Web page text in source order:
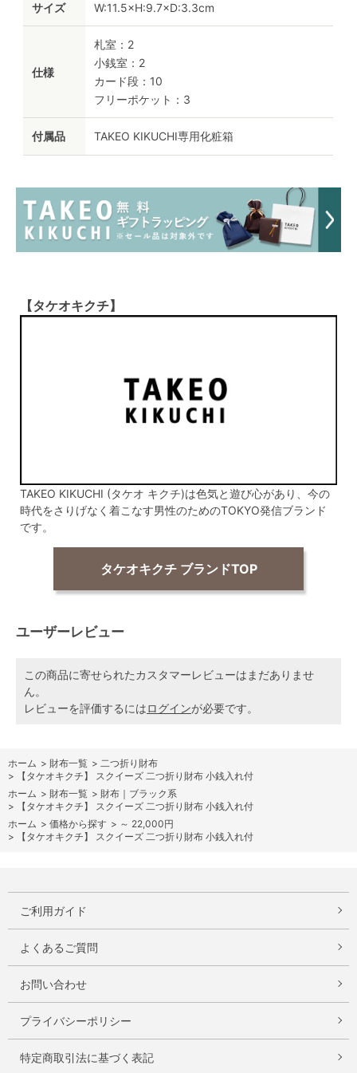
サイズ W:11.5×H:9.7×D:3.3cm
仕様
札室：2
小銭室：2
カード段：10
フリーポケット：3
付属品 TAKEO KIKUCHI専用化粧箱
【タケオキクチ】
TAKEO KIKUCHI (タケオ キクチ)は色気と遊び心があり、今の
時代をさりげなく着こなす男性のためのTOKYO発信ブランド
です。
タケオキクチ ブランドTOP
ユーザーレビュー
この商品に寄せられたカスタマーレビューはまだありませ
ん。
レビューを評価するにはログインが必要です。
ホーム > 財布一覧 > 二つ折り財布
>
【タケオキクチ】 スクイーズ 二つ折り財布 小銭入れ付
ホーム > 財布一覧 > 財布｜ブラック系
>
【タケオキクチ】 スクイーズ 二つ折り財布 小銭入れ付
ホーム > 価格から探す > ～ 22,000円
>
【タケオキクチ】 スクイーズ 二つ折り財布 小銭入れ付
ご利用ガイド
よくあるご質問
お問い合わせ
プライバシーポリシー
特定商取引法に基づく表記